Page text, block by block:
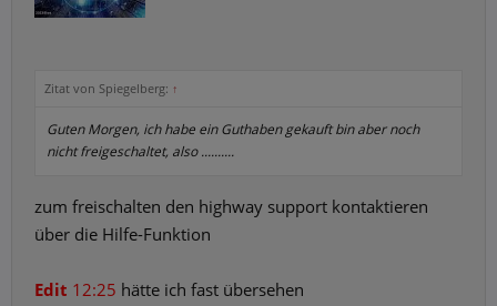
Zitat von Spiegelberg: ↑
Guten Morgen, ich habe ein Guthaben gekauft bin aber noch
nicht freigeschaltet, also ..........
zum freischalten den highway support kontaktieren
über die Hilfe-Funktion
Edit 12:25 hätte ich fast übersehen